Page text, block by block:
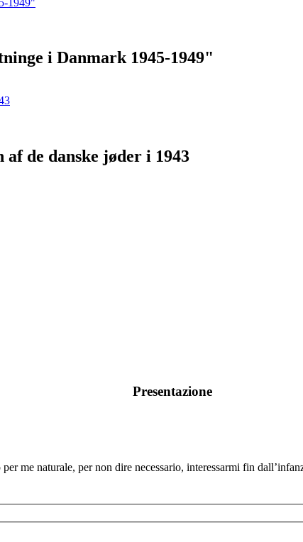
i Danmark 1945-1949"
de danske jøder i 1943
Presentazione
me naturale, per non dire necessario, interessarmi fin